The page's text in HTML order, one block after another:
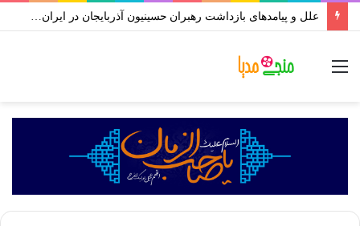
علل و پیامدهای بازداشت رهبران حسینیون آذربایجان در ایران | علی اکبر رائفی پور